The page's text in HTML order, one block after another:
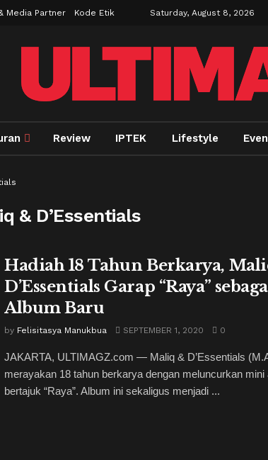
Media Partner Kode Etik Saturday, August 8, 2026
Review IPTEK Lifestyle
& D’Essentials
Hadiah 18 Tahun Berkarya,
D’Essentials Garap “Raya”
Album Baru
by Felisitasya Manukbua SEPTEMBER 1, 2020 0
JAKARTA, ULTIMAGZ.com ― Maliq & D’Essentials
merayakan 18 tahun berkarya dengan meluncurkan mini
bertajuk “Raya”. Album ini sekaligus menjadi ...